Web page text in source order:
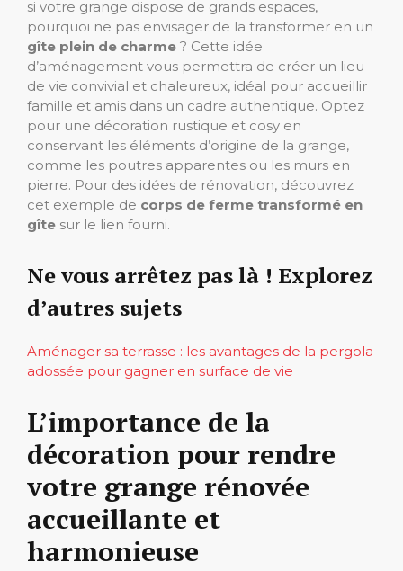
si votre grange dispose de grands espaces,
pourquoi ne pas envisager de la transformer en un
gîte plein de charme ? Cette idée
d’aménagement vous permettra de créer un lieu
de vie convivial et chaleureux, idéal pour accueillir
famille et amis dans un cadre authentique. Optez
pour une décoration rustique et cosy en
conservant les éléments d’origine de la grange,
comme les poutres apparentes ou les murs en
pierre. Pour des idées de rénovation, découvrez
cet exemple de corps de ferme transformé en
gîte sur le lien fourni.
Ne vous arrêtez pas là ! Explorez
d’autres sujets
Aménager sa terrasse : les avantages de la pergola
adossée pour gagner en surface de vie
L’importance de la
décoration pour rendre
votre grange rénovée
accueillante et
harmonieuse